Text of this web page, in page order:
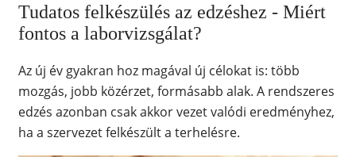
Tudatos felkészülés az edzéshez - Miért
fontos a laborvizsgálat?
Az új év gyakran hoz magával új célokat is: több
mozgás, jobb közérzet, formásabb alak. A rendszeres
edzés azonban csak akkor vezet valódi eredményhez,
ha a szervezet felkészült a terhelésre.